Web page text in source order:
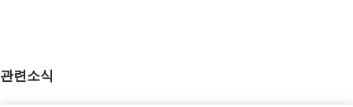
관련소식